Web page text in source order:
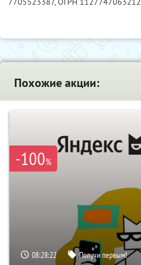
Похожие акции:
-100%
08:28:22 Получи первым!